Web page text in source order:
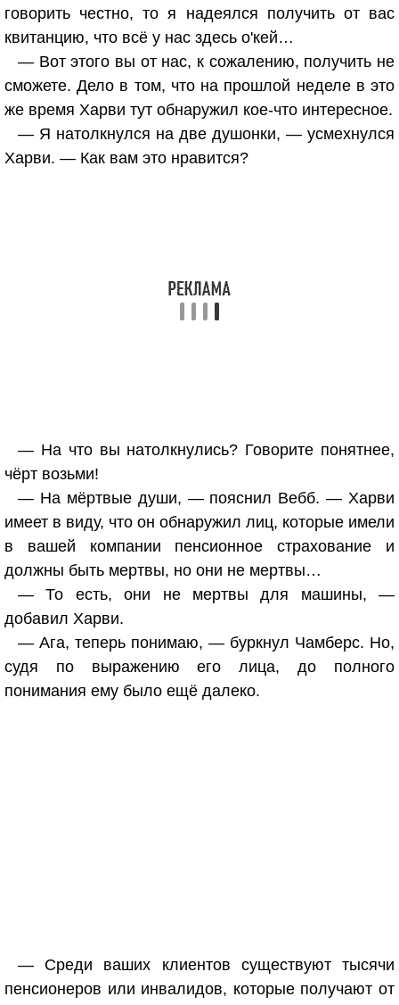
говорить честно, то я надеялся получить от вас
квитанцию, что всё у нас здесь о'кей…
— Вот этого вы от нас, к сожалению, получить не
сможете. Дело в том, что на прошлой неделе в это
же время Харви тут обнаружил кое-что интересное.
— Я натолкнулся на две душонки, — усмехнулся
Харви. — Как вам это нравится?
— На что вы натолкнулись? Говорите понятнее,
чёрт возьми!
— На мёртвые души, — пояснил Вебб. — Харви
имеет в виду, что он обнаружил лиц, которые имели
в вашей компании пенсионное страхование и
должны быть мертвы, но они не мертвы…
— То есть, они не мертвы для машины, —
добавил Харви.
— Ага, теперь понимаю, — буркнул Чамберс. Но,
судя по выражению его лица, до полного
понимания ему было ещё далеко.
— Среди ваших клиентов существуют тысячи
пенсионеров или инвалидов, которые получают от